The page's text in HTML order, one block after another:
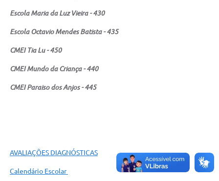
Escola Maria da Luz Vieira - 430
Escola Octavio Mendes Batista - 435
CMEI Tia Lu - 450
CMEI Mundo da Criança - 440
CMEI Paraiso dos Anjos - 445
AVALIAÇÕES DIAGNÓSTICAS
Calendário Escolar